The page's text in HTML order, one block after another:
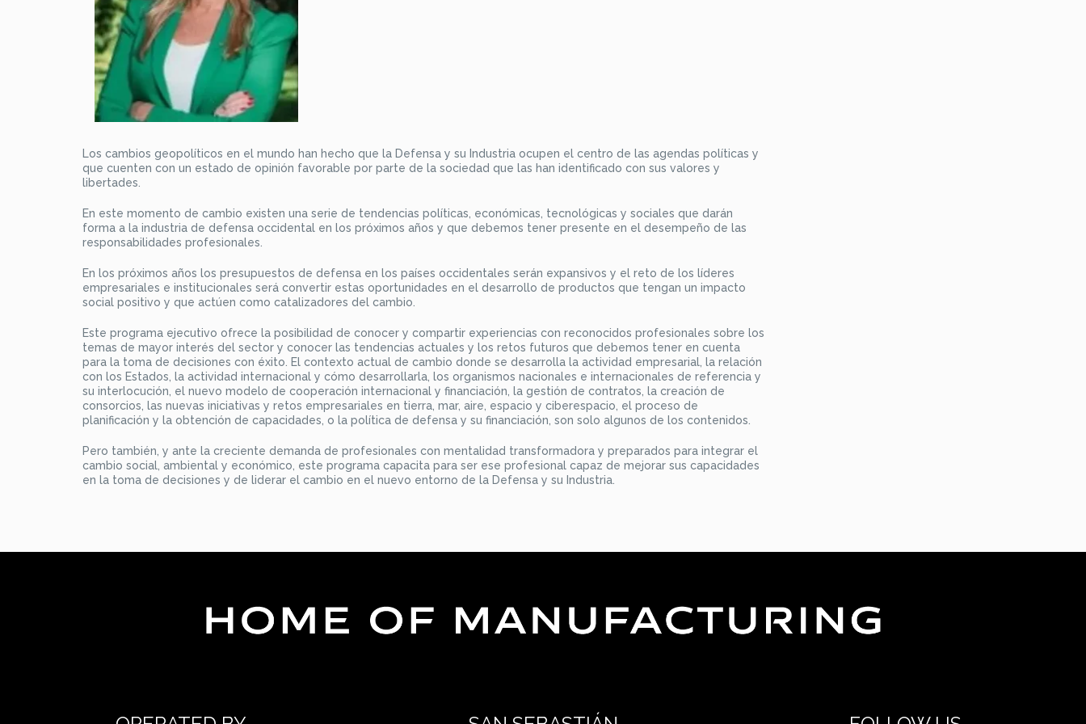
Los cambios geopolíticos en el mundo han hecho que la Defensa y su Industria ocupen el centro de las agendas políticas y
que cuenten con un estado de opinión favorable por parte de la sociedad que las han identificado con sus valores y
libertades.
En este momento de cambio existen una serie de tendencias políticas, económicas, tecnológicas y sociales que darán
forma a la industria de defensa occidental en los próximos años y que debemos tener presente en el desempeño de las
responsabilidades profesionales.
En los próximos años los presupuestos de defensa en los países occidentales serán expansivos y el reto de los líderes
empresariales e institucionales será convertir estas oportunidades en el desarrollo de productos que tengan un impacto
social positivo y que actúen como catalizadores del cambio.
Este programa ejecutivo ofrece la posibilidad de conocer y compartir experiencias con reconocidos profesionales sobre los
temas de mayor interés del sector y conocer las tendencias actuales y los retos futuros que debemos tener en cuenta
para la toma de decisiones con éxito. El contexto actual de cambio donde se desarrolla la actividad empresarial, la relación
con los Estados, la actividad internacional y cómo desarrollarla, los organismos nacionales e internacionales de referencia y
su interlocución, el nuevo modelo de cooperación internacional y financiación, la gestión de contratos, la creación de
consorcios, las nuevas iniciativas y retos empresariales en tierra, mar, aire, espacio y ciberespacio, el proceso de
planificación y la obtención de capacidades, o la política de defensa y su financiación, son solo algunos de los contenidos.
Pero también, y ante la creciente demanda de profesionales con mentalidad transformadora y preparados para integrar el
cambio social, ambiental y económico, este programa capacita para ser ese profesional capaz de mejorar sus capacidades
en la toma de decisiones y de liderar el cambio en el nuevo entorno de la Defensa y su Industria.